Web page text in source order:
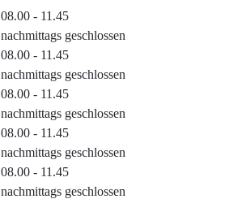
08.00 - 11.45
nachmittags geschlossen
08.00 - 11.45
nachmittags geschlossen
08.00 - 11.45
nachmittags geschlossen
08.00 - 11.45
nachmittags geschlossen
08.00 - 11.45
nachmittags geschlossen